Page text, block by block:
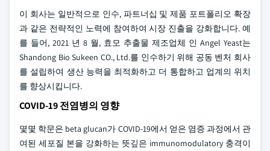
이 회사는 일반적으로 인수, 파트너십 및 제품 포트폴리오 확장
과 같은 전략적인 노력에 참여하여 시장 진출을 강화합니다. 예
를 들어, 2021 년 8 월, 효모 추출물 제조업체 인 Angel Yeast는
Shandong Bio Sukeen CO., Ltd.를 인수하기 위해 공동 벤처 회사
를 설립하여 생산 능력을 최적화하고 더 통합하고 업계의 위치
를 향상시킵니다.
COVID-19 전염병의 영향
몇몇 학문은 beta glucan가 COVID-19에서 얻은 염증 과정에서 관
여된 세포질 본을 강화하는 뜻깊은 immunomodulatory 충격이